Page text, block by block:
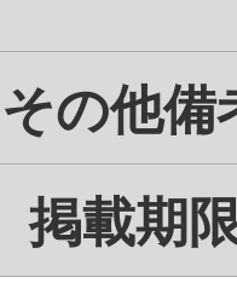
その他備
掲載期